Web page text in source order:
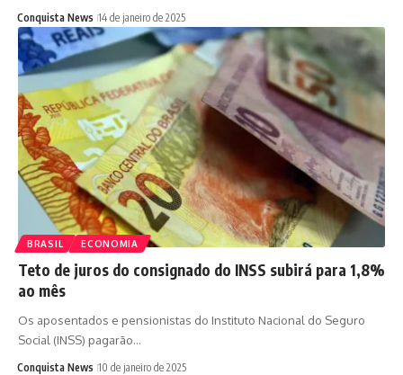
Conquista News 14 de janeiro de 2025
BRASIL ECONOMIA
Teto de juros do consignado do INSS subirá para 1,8%
ao mês
Os aposentados e pensionistas do Instituto Nacional do Seguro
Social (INSS) pagarão…
Conquista News 10 de janeiro de 2025